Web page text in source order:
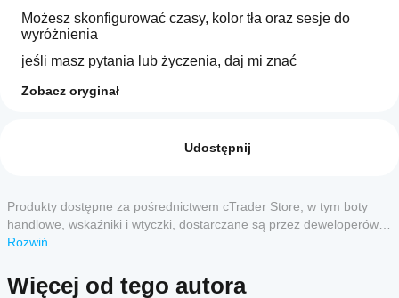
Możesz skonfigurować czasy, kolor tła oraz sesje do
wyróżnienia
jeśli masz pytania lub życzenia, daj mi znać
Zobacz oryginał
Opinie klientów
Wszystko
nie
dodaj
wystąpienie,
aby
rozpocząć
wskaźnika
Które
aplikacje
cTrader
ze Store?
Udostępnij
Produkty dostępne za pośrednictwem cTrader Store, w tym boty
handlowe, wskaźniki i wtyczki, dostarczane są przez deweloperów
zewnętrznych i udostępniane wyłącznie w celach informacyjnych
jest brokerem i nie zapewnia doradztwa inwestycyjnego, nie udziela
Rozwiń
Więcej od tego autora